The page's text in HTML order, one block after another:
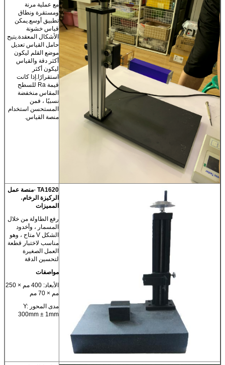
إرسال
مع عملية مرنة
ومستقرة ونطاق
تطبيق أوسع.يمكن
قياس خشونة
الأشكال المعقدة.يتيح
حامل القياس تعديل
موضع القلم ليكون
أكثر دقة والقياس
ليكون أكثر
استقرارًا.إذا كانت
قيمة Ra للسطح
المقاس منخفضة
نسبيًا ، فمن
المستحسن استخدام
منصة القياس.
TA1620
-منصة عمل
الركيزة الرخام،
المميزات
رفع الطاولة من خلال
المسمار ، وأخدود
الشكل V متاح ، وهو
مناسب لاختبار قطعة
العمل الصغيرة
لتحسين الدقة
مواصفات
الأبعاد: 400 مم × 250
مم × 70 مم
مدى المحور Y:
300mm ± 1mm